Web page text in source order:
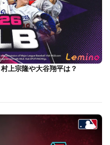
上宗隆や大谷翔平は？